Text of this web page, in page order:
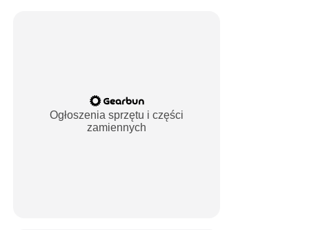
Ogłoszenia sprzętu i części
zamiennych